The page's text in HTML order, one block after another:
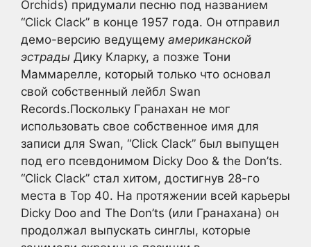
Orchids) придумали песню под названием
“Click Clack” в конце 1957 года. Он отправил
демо-версию ведущему американской
эстрады Дику Кларку, а позже Тони
Маммарелле, который только что основал
свой собственный лейбл Swan
Records.Поскольку Гранахан не мог
использовать свое собственное имя для
записи для Swan, “Click Clack” был выпущен
под его псевдонимом Dicky Doo & the Don’ts.
“Click Clack” стал хитом, достигнув 28-го
места в Top 40. На протяжении всей карьеры
Dicky Doo and The Don’ts (или Гранахана) он
продолжал выпускать синглы, которые